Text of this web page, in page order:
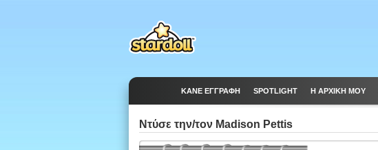
ΚΆΝΕ ΕΓΓΡΑΦΉ SPOTLIGHT Η ΑΡΧΙΚΗ ΜΟΥ
Ντύσε την/τον Madison Pettis